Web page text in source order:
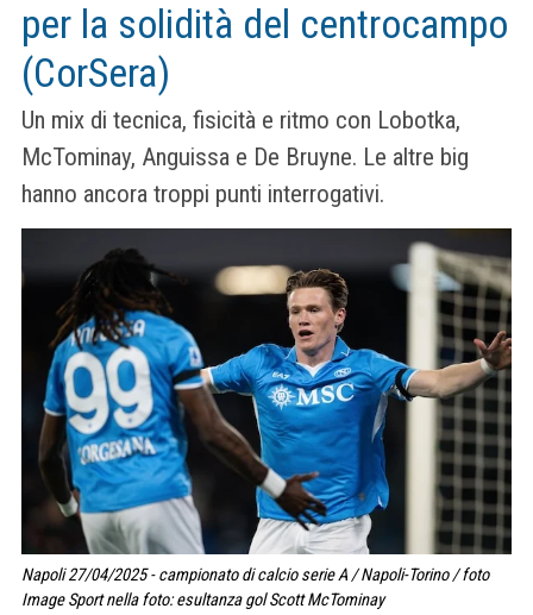
per la solidità del centrocampo
(CorSera)
Un mix di tecnica, fisicità e ritmo con Lobotka,
McTominay, Anguissa e De Bruyne. Le altre big
hanno ancora troppi punti interrogativi.
Napoli 27/04/2025 - campionato di calcio serie A / Napoli-Torino / foto
Image Sport nella foto: esultanza gol Scott McTominay